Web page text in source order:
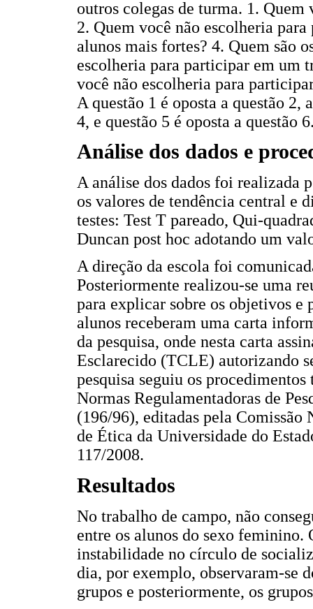
outros colegas de turma. 1.
2. Quem você não escolheria
alunos mais fortes? 4. Quem são
escolheria para participar em um
você não escolheria para
A questão 1 é oposta a questão 2,
4, e questão 5 é oposta a questão
Análise dos dados e
A análise dos dados foi realizada
os valores de tendência central e
testes: Test T pareado, Qui-
Duncan post hoc adotando um
A direção da escola foi
Posteriormente realizou-se uma
para explicar sobre os objetivos e
alunos receberam uma carta
da pesquisa, onde nesta carta
Esclarecido (TCLE) autorizando
pesquisa seguiu os
Normas Regulamentadoras de
(196/96), editadas pela Comissão
de Ética da Universidade do
117/2008.
Resultados
No trabalho de campo, não
entre os alunos do sexo
instabilidade no círculo de
dia, por exemplo, observaram-se
grupos e posteriormente, os